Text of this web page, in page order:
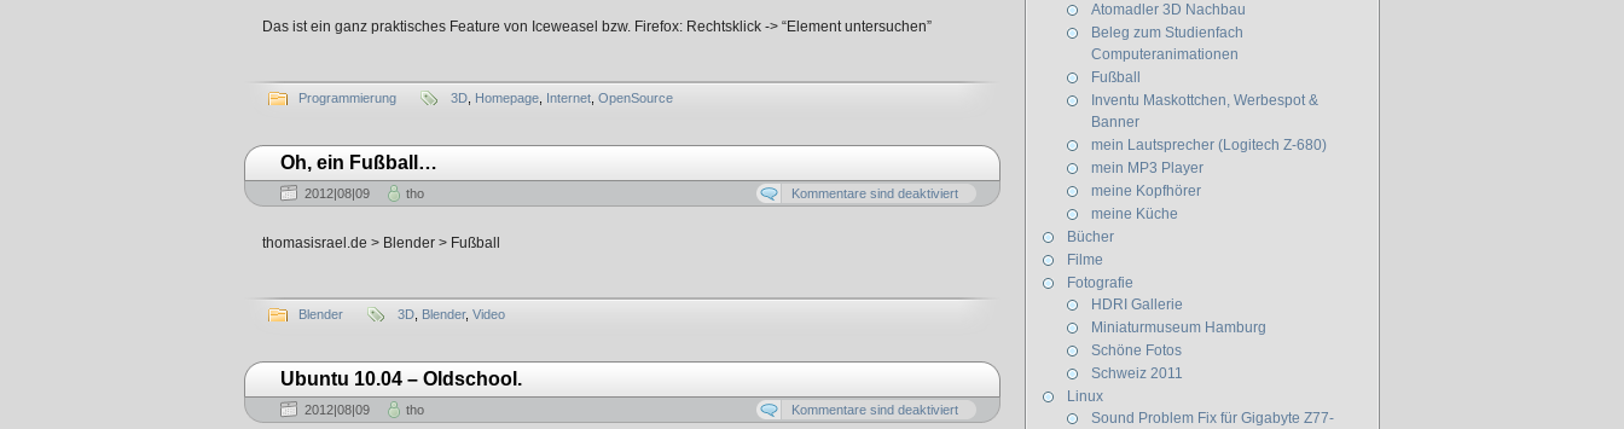
Das ist ein ganz praktisches Feature von Iceweasel bzw. Firefox: Rechtsklick -> “Element untersuchen”
Programmierung 3D Homepage Internet OpenSource
Oh, ein Fußball…
2012|08|09 tho Kommentare sind deaktiviert
thomasisrael.de > Blender > Fußball
Blender 3D Blender, Video
Ubuntu 10.04 – Oldschool.
2012|08|09 tho Kommentare sind deaktiviert
Atomadler 3D Nachbau
Beleg zum Studienfach
Computeranimationen
Fußball
Inventu Maskottchen, Werbespot &
Banner
mein Lautsprecher (Logitech Z-680)
mein MP3 Player
meine Kopfhörer
meine Küche
Bücher
Filme
Fotografie
HDRI Gallerie
Miniaturmuseum Hamburg
Schöne Fotos
Schweiz 2011
Linux
Sound Problem Fix für Gigabyte Z77-